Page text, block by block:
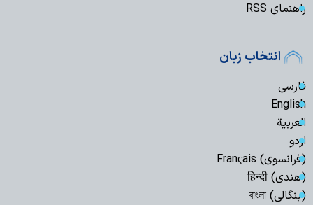
راهنمای RSS
انتخاب زبان
فارسی
English
العربیة
اردو
(فرانسوی) Français
(هندی) हिन्दी
(بنگالی) বাংলা